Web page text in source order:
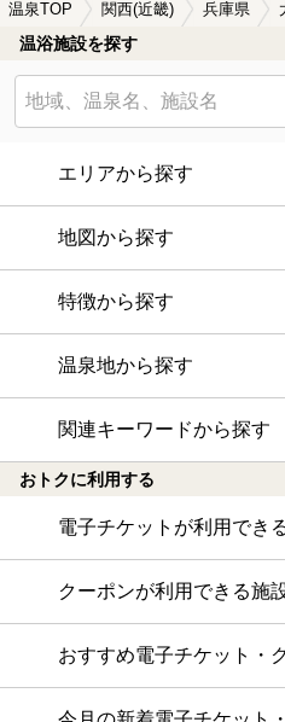
温泉TOP 関西(近畿) 兵庫県
温浴施設を探す
エリアから探す
地図から探す
特徴から探す
温泉地から探す
関連キーワードから探す
おトクに利用する
電子チケットが利用でき
クーポンが利用できる施
おすすめ電子チケット・